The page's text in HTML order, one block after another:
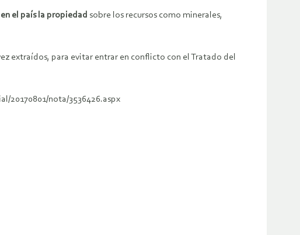
el país la propiedad sobre los recursos como minerales,
extraídos, para evitar entrar en conflicto con el Tratado del
20170801/nota/3536426.aspx